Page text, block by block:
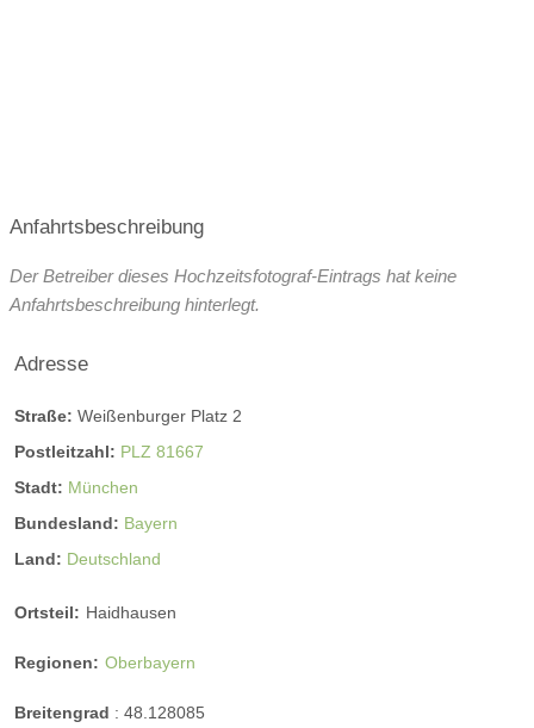
Anfahrtsbeschreibung
Der Betreiber dieses Hochzeitsfotograf-Eintrags hat keine
Anfahrtsbeschreibung hinterlegt.
Adresse
Straße: Weißenburger Platz 2
Postleitzahl: PLZ 81667
Stadt: München
Bundesland: Bayern
Land: Deutschland
Ortsteil: Haidhausen
Regionen: Oberbayern
Breitengrad : 48.128085